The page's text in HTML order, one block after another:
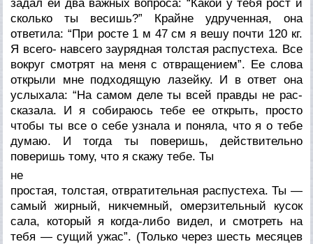
задал ей два важных вопроса: “Какой у тебя рост и
сколько ты ве­сишь?” Крайне удрученная, она
ответила: “При росте 1 м 47 см я вешу почти 120 кг.
Я всего- навсего заурядная тол­стая распустеха. Все
вокруг смотрят на меня с отвращени­ем”. Ее слова
открыли мне подходящую лазейку. И в от­вет она
услыхала: “На самом деле ты всей правды не рас­
сказала. И я собираюсь тебе ее открыть, просто
чтобы ты все о себе узнала и поняла, что я о тебе
думаю. И тогда ты поверишь, действительно
поверишь тому, что я скажу тебе. Ты
не
простая, толстая, отвратительная распустеха. Ты —
самый жирный, никчемный, омерзительный кусок
сала, который я когда-либо видел, и смотреть на
тебя — сущий ужас”. (Только через шесть месяцев